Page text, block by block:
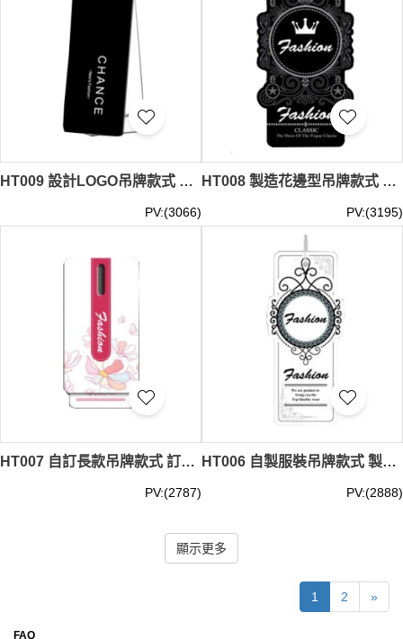
HT009 設計LOGO吊牌款式 自訂服裝吊牌款式 服裝吊牌 成衣吊牌 商標吊牌 製作吊牌款式 吊牌中心
PV:(3066)
HT008 製造花邊型吊牌款式 設計LOGO吊牌款式 花邊 成衣吊牌 服裝吊牌 商標吊牌 自訂吊牌款式 吊牌專營
PV:(3195)
HT007 自訂長款吊牌款式 訂做LOGO吊牌款式 長款吊牌 製作服裝吊牌款式 吊牌廠房
PV:(2787)
HT006 自製服裝吊牌款式 製造LOGO吊牌款式 服裝標籤 訂做吊牌款式 吊牌生產商
PV:(2888)
顯示更多
1 2 »
FAQ